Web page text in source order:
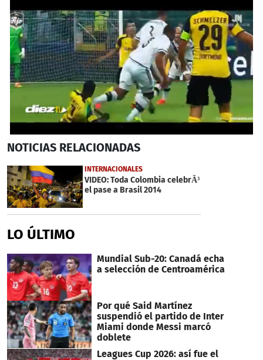
seconds
50
seconds
NOTICIAS RELACIONADAS
INTERNACIONALES
VIDEO: Toda Colombia celebrÃ³
el pase a Brasil 2014
LO ÚLTIMO
Mundial Sub-20: Canadá echa
a selección de Centroamérica
Por qué Said Martínez
suspendió el partido de Inter
Miami donde Messi marcó
doblete
Leagues Cup 2026: así fue el